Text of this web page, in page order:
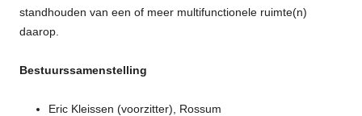
standhouden van een of meer multifunctionele ruimte(n)
daarop.
Bestuurssamenstelling
Eric Kleissen (voorzitter), Rossum